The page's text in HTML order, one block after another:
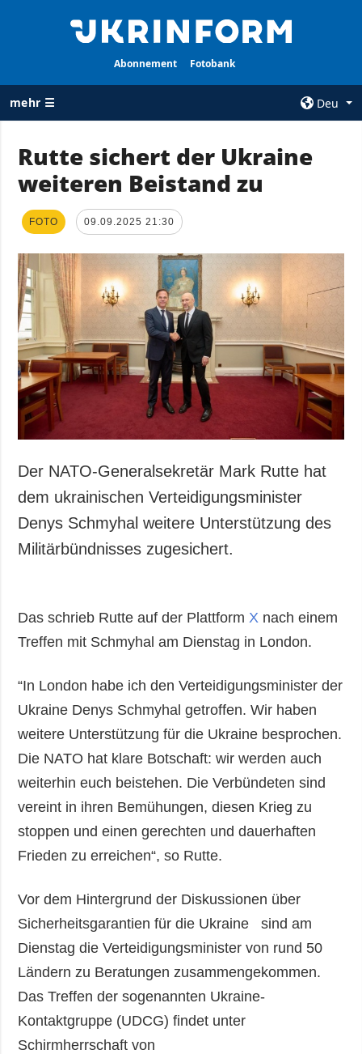
Abonnement Fotobank
mehr ☰
Deu
ALLE
Krieg
Wiederaufbau
der Ukraine
Politik
Wirtschaft
Militär
Gesellschaft und
Kultur
Sport
Kriminalität
Notstand und
AGENTUR
services
Politik zur
Vertraulichkeit
und zum Schutz
personenbezogener
ZUSÄTZLICH
Veröffentlichungen
Video
LEISTUNGEN
Abonnement
Rutte sichert der Ukraine
weiteren Beistand zu
FOTO 09.09.2025 21:30
Der NATO-Generalsekretär Mark Rutte hat
dem ukrainischen Verteidigungsminister
Denys Schmyhal weitere Unterstützung des
Militärbündnisses zugesichert.
Das schrieb Rutte auf der Plattform X nach einem
Treffen mit Schmyhal am Dienstag in London.
“In London habe ich den Verteidigungsminister der
Ukraine Denys Schmyhal getroffen. Wir haben
weitere Unterstützung für die Ukraine besprochen.
Die NATO hat klare Botschaft: wir werden auch
weiterhin euch beistehen. Die Verbündeten sind
vereint in ihren Bemühungen, diesen Krieg zu
stoppen und einen gerechten und dauerhaften
Frieden zu erreichen“, so Rutte.
Vor dem Hintergrund der Diskussionen über
Sicherheitsgarantien für die Ukraine sind am
Dienstag die Verteidigungsminister von rund 50
Ländern zu Beratungen zusammengekommen.
Das Treffen der sogenannten Ukraine-
Kontaktgruppe (UDCG) findet unter
Schirmherrschaft von